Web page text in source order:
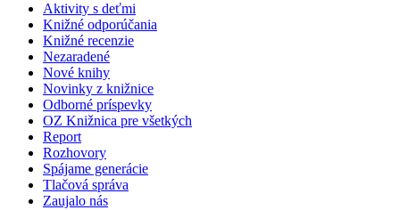
Aktivity s deťmi
Knižné odporúčania
Knižné recenzie
Nezaradené
Nové knihy
Novinky z knižnice
Odborné príspevky
OZ Knižnica pre všetkých
Report
Rozhovory
Spájame generácie
Tlačová správa
Zaujalo nás